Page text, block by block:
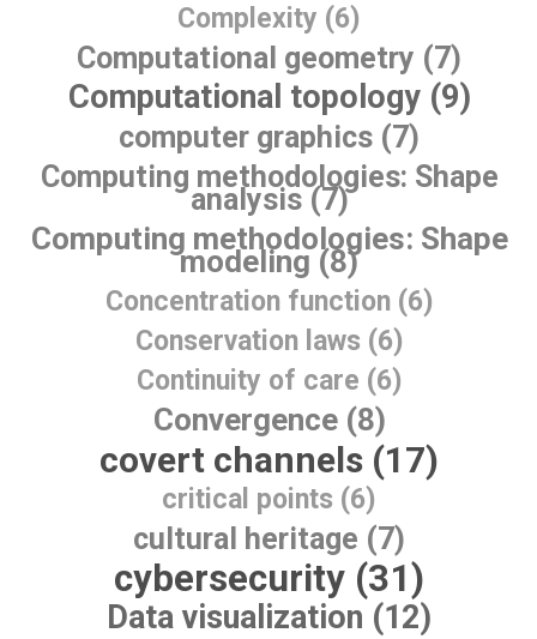
Complexity (6)
Computational geometry (7)
Computational topology (9)
computer graphics (7)
Computing methodologies: Shape
analysis (7)
Computing methodologies: Shape
modeling (8)
Concentration function (6)
Conservation laws (6)
Continuity of care (6)
Convergence (8)
covert channels (17)
critical points (6)
cultural heritage (7)
cybersecurity (31)
Data visualization (12)